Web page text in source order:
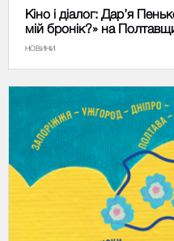
Кіно і діалог: Дар’я
мій бронік?» на
НОВИНИ